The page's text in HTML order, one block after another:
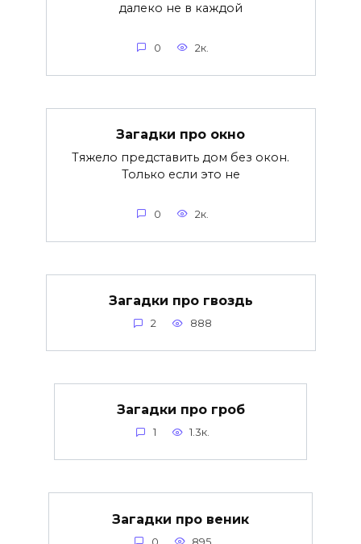
далеко не в каждой
0 2к.
Загадки про окно
Тяжело представить дом без окон.
Только если это не
0 2к.
Загадки про гвоздь
2 888
Загадки про гроб
1 1.3к.
Загадки про веник